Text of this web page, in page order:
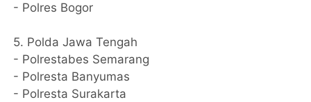
- Polres Bogor
5. Polda Jawa Tengah
- Polrestabes Semarang
- Polresta Banyumas
- Polresta Surakarta